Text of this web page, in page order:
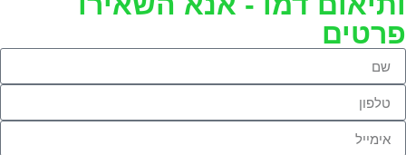
פרטים